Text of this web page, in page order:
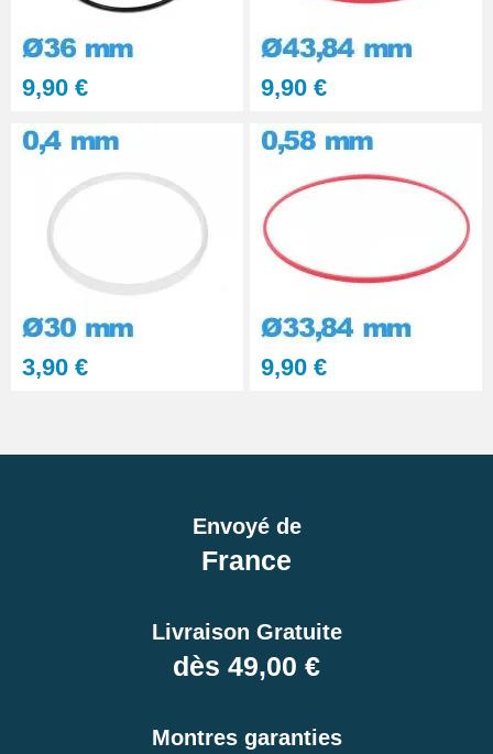
9,90 € 9,90 €
3,90 € 9,90 €
Envoyé de
France
Livraison Gratuite
dès 49,00 €
Montres garanties